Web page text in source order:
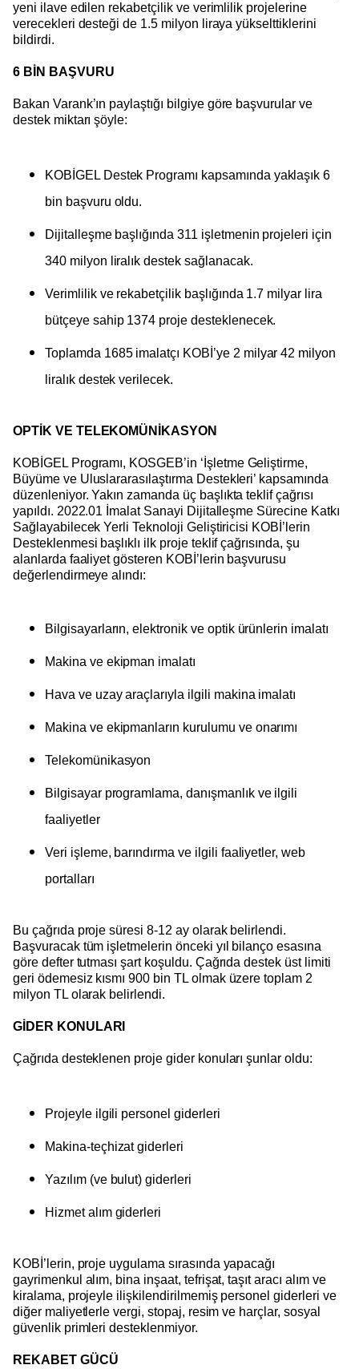
yeni ilave edilen rekabetçilik ve verimlilik projelerine
verecekleri desteği de 1.5 milyon liraya yükselttiklerini
bildirdi.
6 BİN BAŞVURU
Bakan Varank’ın paylaştığı bilgiye göre başvurular ve
destek miktarı şöyle:
KOBİGEL Destek Programı kapsamında yaklaşık 6
bin başvuru oldu.
Dijitalleşme başlığında 311 işletmenin projeleri için
340 milyon liralık destek sağlanacak.
Verimlilik ve rekabetçilik başlığında 1.7 milyar lira
bütçeye sahip 1374 proje desteklenecek.
Toplamda 1685 imalatçı KOBİ’ye 2 milyar 42 milyon
liralık destek verilecek.
OPTİK VE TELEKOMÜNİKASYON
KOBİGEL Programı, KOSGEB’in ‘İşletme Geliştirme,
Büyüme ve Uluslararasılaştırma Destekleri’ kapsamında
düzenleniyor. Yakın zamanda üç başlıkta teklif çağrısı
yapıldı. 2022.01 İmalat Sanayi Dijitalleşme Sürecine Katkı
Sağlayabilecek Yerli Teknoloji Geliştiricisi KOBİ’lerin
Desteklenmesi başlıklı ilk proje teklif çağrısında, şu
alanlarda faaliyet gösteren KOBİ’lerin başvurusu
değerlendirmeye alındı:
Bilgisayarların, elektronik ve optik ürünlerin imalatı
Makina ve ekipman imalatı
Hava ve uzay araçlarıyla ilgili makina imalatı
Makina ve ekipmanların kurulumu ve onarımı
Telekomünikasyon
Bilgisayar programlama, danışmanlık ve ilgili
faaliyetler
Veri işleme, barındırma ve ilgili faaliyetler, web
portalları
Bu çağrıda proje süresi 8-12 ay olarak belirlendi.
Başvuracak tüm işletmelerin önceki yıl bilanço esasına
göre defter tutması şart koşuldu. Çağrıda destek üst limiti
geri ödemesiz kısmı 900 bin TL olmak üzere toplam 2
milyon TL olarak belirlendi.
GİDER KONULARI
Çağrıda desteklenen proje gider konuları şunlar oldu:
Projeyle ilgili personel giderleri
Makina-teçhizat giderleri
Yazılım (ve bulut) giderleri
Hizmet alım giderleri
KOBİ’lerin, proje uygulama sırasında yapacağı
gayrimenkul alım, bina inşaat, tefrişat, taşıt aracı alım ve
kiralama, projeyle ilişkilendirilmemiş personel giderleri ve
diğer maliyetlerle vergi, stopaj, resim ve harçlar, sosyal
güvenlik primleri desteklenmiyor.
REKABET GÜCÜ